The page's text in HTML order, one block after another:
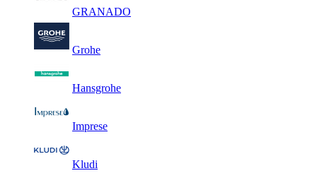
GRANADO
Grohe
Hansgrohe
Imprese
Kludi